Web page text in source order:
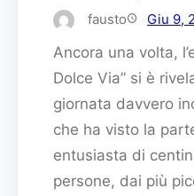
fausto Giu 9,
Ancora una volta,
Dolce Via” si è
giornata davvero
che ha visto la
entusiasta di
persone, dai più